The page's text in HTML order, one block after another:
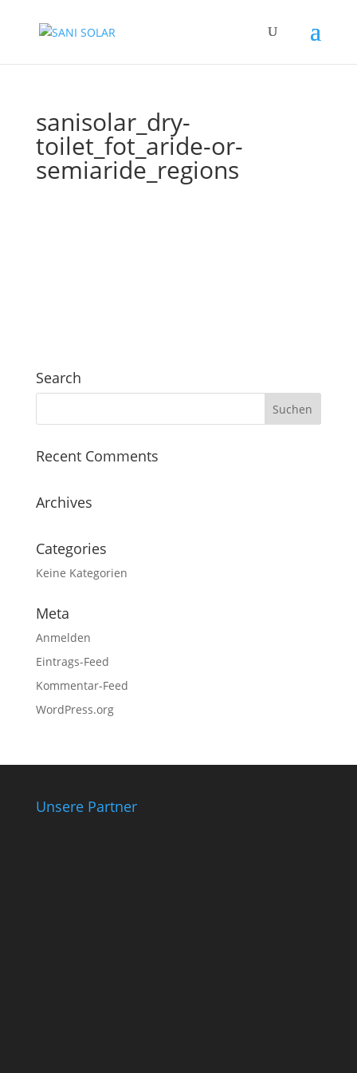
sanisolar_dry-
toilet_fot_aride-or-
semiaride_regions
Search
Recent Comments
Archives
Categories
Keine Kategorien
Meta
Anmelden
Eintrags-Feed
Kommentar-Feed
WordPress.org
Unsere Partner